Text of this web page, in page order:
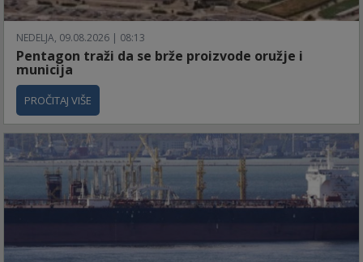
NEDELJA, 09.08.2026 | 08:13
Pentagon traži da se brže proizvode oružje i
municija
PROČITAJ VIŠE